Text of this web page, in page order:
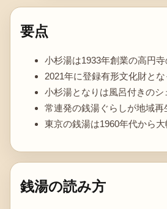
要点
小杉湯は1933年創業の高円寺
2021年に登録有形文化財とな
小杉湯となりは風呂付きのシ
常連発の銭湯ぐらしが地域再
東京の銭湯は1960年代から大
銭湯の読み方